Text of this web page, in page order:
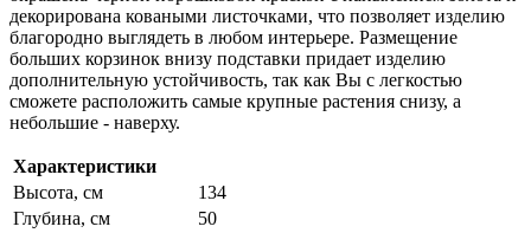
декорирована коваными листочками, что позволяет изделию
благородно выглядеть в любом интерьере. Размещение
больших корзинок внизу подставки придает изделию
дополнительную устойчивость, так как Вы с легкостью
сможете расположить самые крупные растения снизу, а
небольшие - наверху.
Характеристики
Высота, см
134
Глубина, см
50